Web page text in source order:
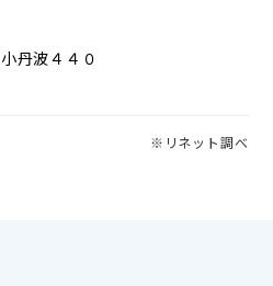
丹波４４０
※リネット調べ